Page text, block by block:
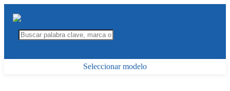
Seleccionar modelo